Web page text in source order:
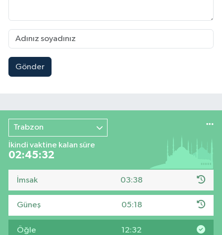
Gönder
Trabzon
İkindi vaktine kalan süre
02:45:32
İmsak 03:38
Güneş 05:18
Öğle 12:32